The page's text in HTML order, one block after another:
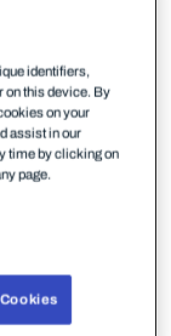
identifiers,
on this device. By
on your
assist in our
time by clicking on
page.